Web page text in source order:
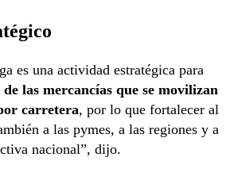
es una actividad estratégica para
las mercancías que se movilizan
carretera, por lo que fortalecer al
a las pymes, a las regiones y a
nacional”, dijo.